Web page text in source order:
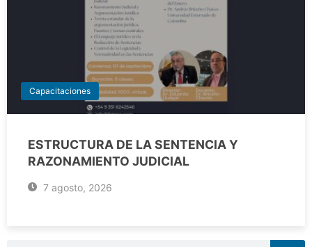
Capacitaciones
ESTRUCTURA DE LA SENTENCIA Y
RAZONAMIENTO JUDICIAL
7 agosto, 2026